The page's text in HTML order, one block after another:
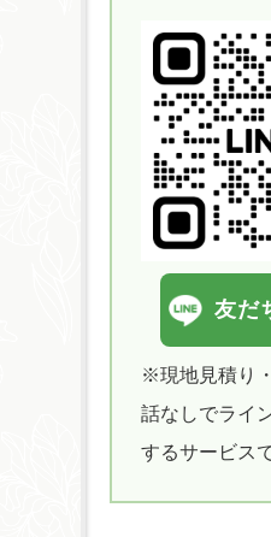
友だ
※現地見積り
話なしでライ
するサービス